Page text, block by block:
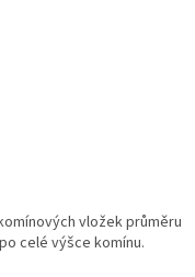
vložek průměru
celé výšce komínu.